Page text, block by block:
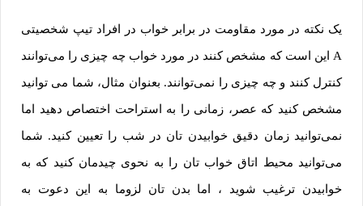
یک نکته در مورد مقاومت در برابر خواب در افراد تیپ شخصیتی
A این است که مشخص کنند در مورد خواب چه چیزی را می‌توانند
کنترل کنند و چه چیزی را نمی‌توانند. بعنوان مثال، شما می توانید
مشخص کنید که عصر، زمانی را به استراحت اختصاص دهید اما
نمی‌توانید زمان دقیق خوابیدن تان در شب را تعیین کنید. شما
می‌توانید محیط اتاق خواب تان را به نحوی چیدمان کنید که به
خوابیدن ترغیب شوید ، اما بدن تان لزوما به این دعوت به